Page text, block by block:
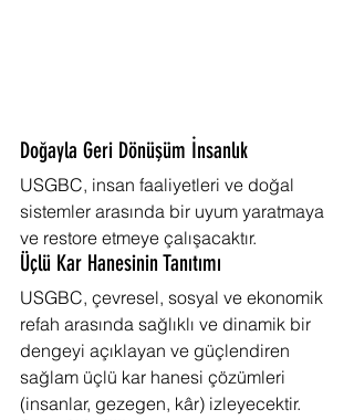
Doğayla Geri Dönüşüm İnsanlık
USGBC, insan faaliyetleri ve doğal
sistemler arasında bir uyum yaratmaya
ve restore etmeye çalışacaktır.
Üçlü Kar Hanesinin Tanıtımı
USGBC, çevresel, sosyal ve ekonomik
refah arasında sağlıklı ve dinamik bir
dengeyi açıklayan ve güçlendiren
sağlam üçlü kar hanesi çözümleri
(insanlar, gezegen, kâr) izleyecektir.